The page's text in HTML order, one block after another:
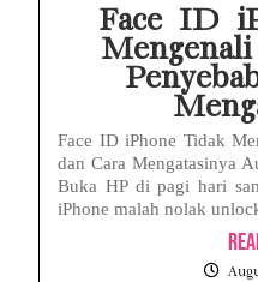
Face ID
Face ID iPhone Tidak
dan Cara Mengatasinya
Buka HP di pagi hari
iPhone malah nolak